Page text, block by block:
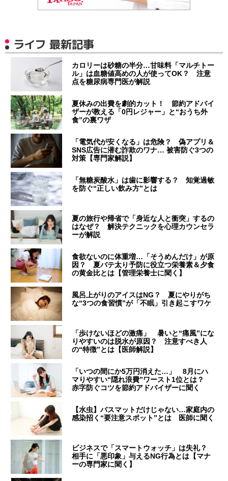
ライフ 最新記事
カロリーは砂糖の半分…甘味料「マルチトー
ル」は血糖値高めの人が使ってOK？ 注意
点を糖尿病専門医が解説
夏休みの出費を劇的カット！ 節約アドバイ
ザーが教える「0円レジャー」と“おうち外
食”の裏ワザ
「電気代が安くなる」は危険？ 偽アプリ＆
SNS広告に潜む詐欺のワナ… 被害防ぐ3つの
対策【専門家解説】
「無糖炭酸水」は歯に影響する？ 知覚過敏
を防ぐ“正しい飲み方”とは
夏の旅行や帰省で「身近な人と衝突」するの
はなぜ？ 解決テクニックを心理カウンセラ
ーが解説
食欲ないのに体重増…「そうめんだけ」が原
因？ 夏バテ太り予防に役立つ栄養素＆夕食
の黄金比とは【管理栄養士に聞く】
風呂上がりのアイスはNG？ 夏にやりがち
な“3つの食習慣”が「不眠」引き起こすワケ
「歩けないほどの激痛」 暑いと“痛風”にな
りやすいのは脱水が原因？ 注意すべき人
の“特徴”とは【医師解説】
「いつの間にか5万円消えた…」 8月にハ
マりやすい“隠れ浪費”ワースト1位とは？
赤字防ぐコツを節約アドバイザーに聞く
【水虫】バスマットだけじゃない…家庭内の
感染招く“要注意スポット”とは 医師に聞く
ビジネスで「スマートウォッチ」は失礼？
相手に「悪印象」与えるNG行為とは【マナ
ーの専門家に聞く】